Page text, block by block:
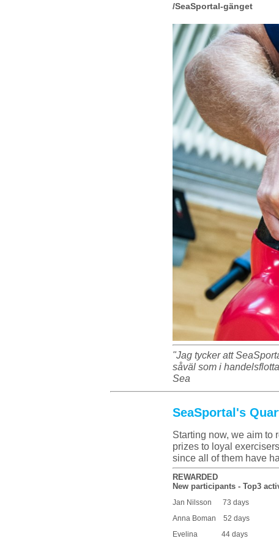
/SeaSportal-gänget
"Jag tycker att
såväl som i
Sea
SeaSportal's
Starting now, we aim to
prizes to loyal
since all of them have
REWARDED
New participants - Top3
Jan Nilsson 73 days
Anna Boman 52 days
Evelina 44 days